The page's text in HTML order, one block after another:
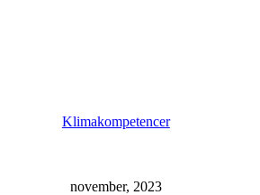
Klimakompetencer
november, 2023